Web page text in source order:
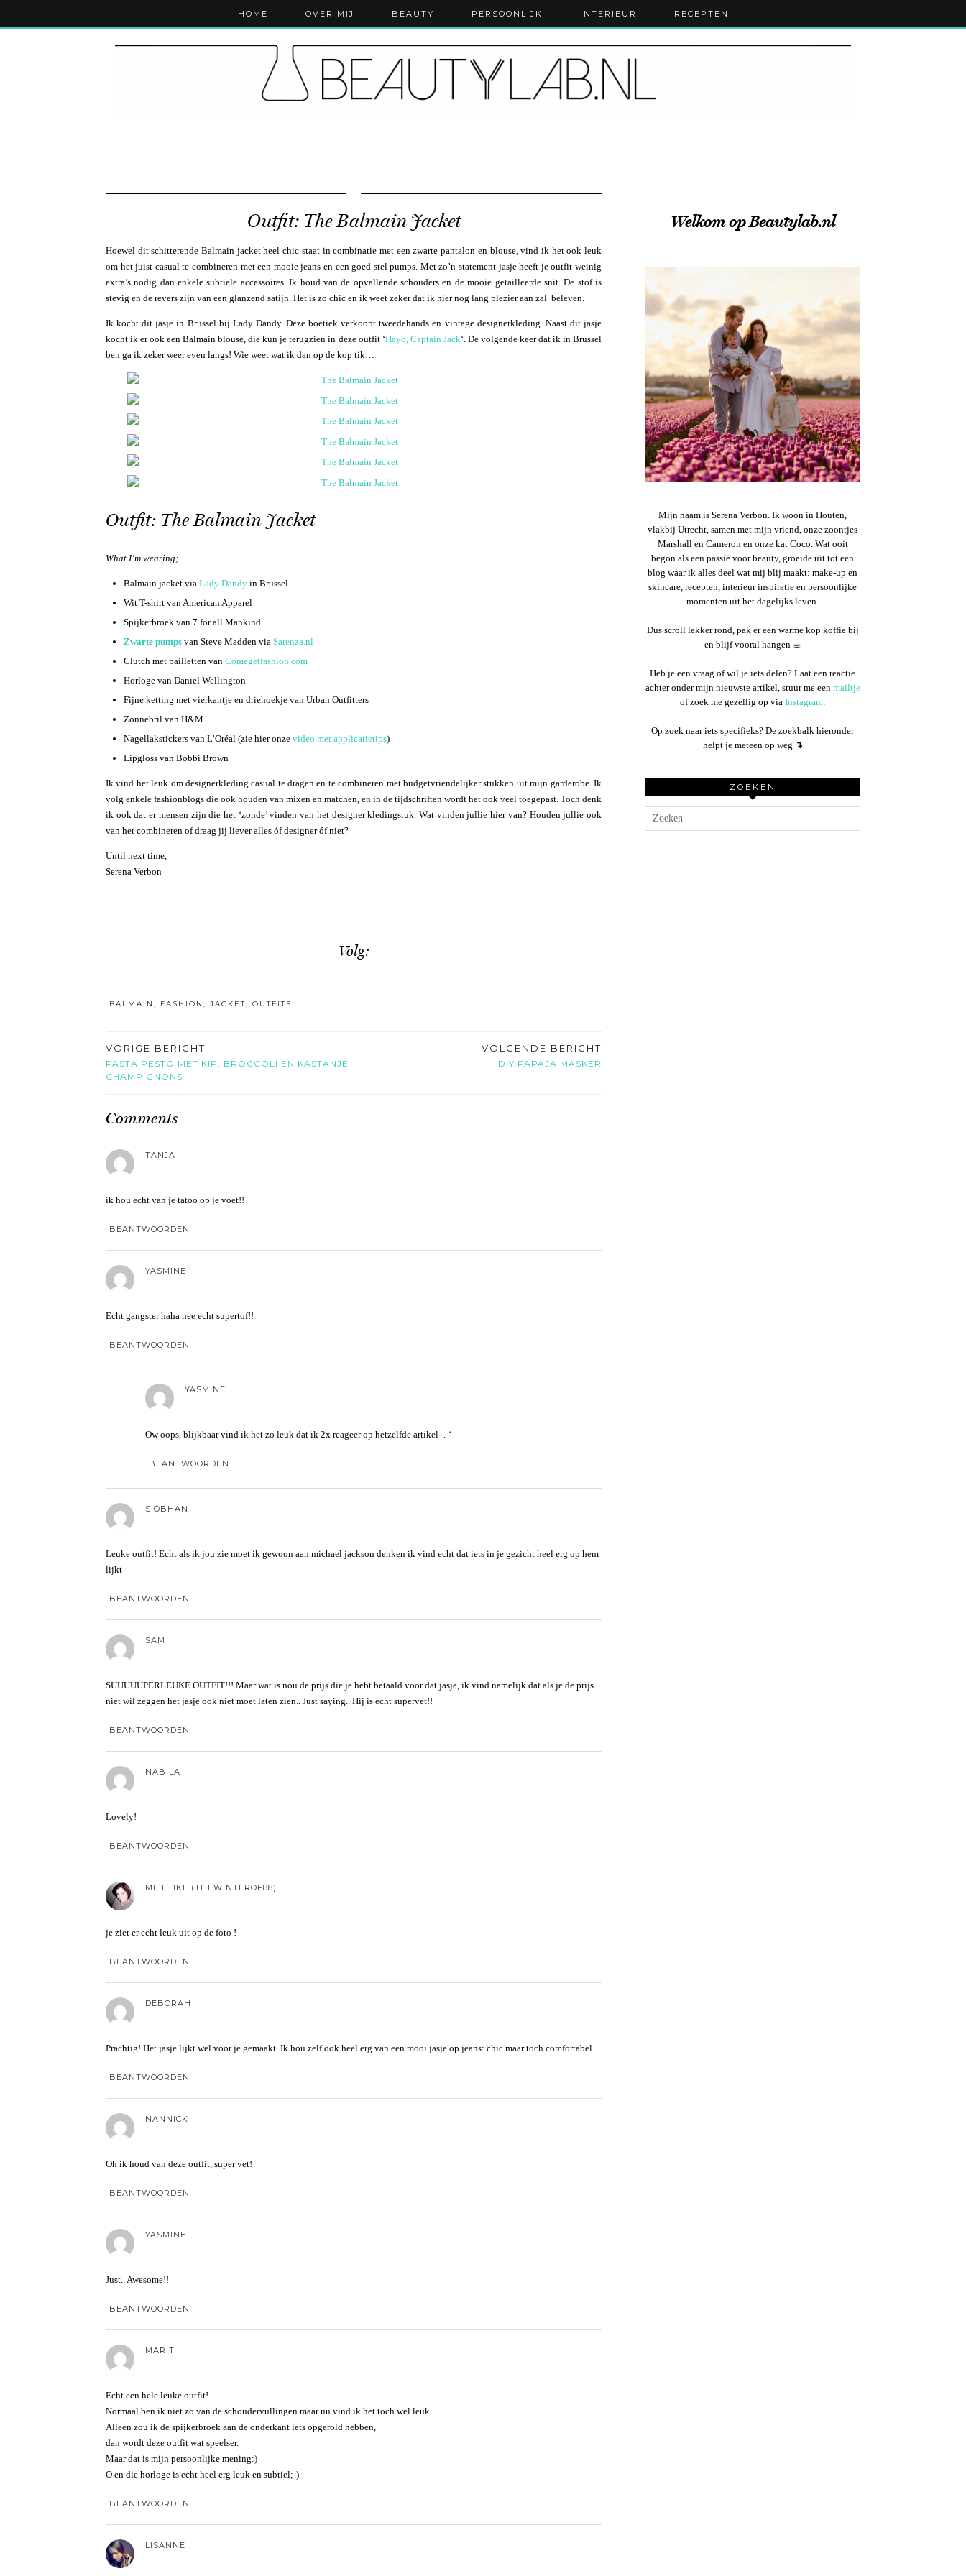
HOME OVER MIJ BEAUTY PERSOONLIJK INTERIEUR RECEPTEN
Outfit: The Balmain Jacket
Hoewel dit schitterende Balmain jacket heel chic staat in combinatie met een zwarte pantalon en blouse, vind ik het ook leuk
om het juist casual te combineren met een mooie jeans en een goed stel pumps. Met zo’n statement jasje heeft je outfit weinig
extra’s nodig dan enkele subtiele accessoires. Ik houd van de opvallende schouders en de mooie getailleerde snit. De stof is
stevig en de revers zijn van een glanzend satijn. Het is zo chic en ik weet zeker dat ik hier nog lang plezier aan zal beleven.
Ik kocht dit jasje in Brussel bij Lady Dandy. Deze boetiek verkoopt tweedehands en vintage designerkleding. Naast dit jasje
kocht ik er ook een Balmain blouse, die kun je terugzien in deze outfit ‘Heyo, Captain Jack‘. De volgende keer dat ik in Brussel
ben ga ik zeker weer even langs! Wie weet wat ik dan op de kop tik…
Outfit: The Balmain Jacket
What I’m wearing;
Balmain jacket via Lady Dandy in Brussel
Wit T-shirt van American Apparel
Spijkerbroek van 7 for all Mankind
Zwarte pumps van Steve Madden via Sarenza.nl
Clutch met pailletten van Comegetfashion.com
Horloge van Daniel Wellington
Fijne ketting met vierkantje en driehoekje van Urban Outfitters
Zonnebril van H&M
Nagellakstickers van L’Oréal (zie hier onze video met applicatietips)
Lipgloss van Bobbi Brown
Ik vind het leuk om designerkleding casual te dragen en te combineren met budgetvriendelijker stukken uit mijn garderobe. Ik
volg enkele fashionblogs die ook houden van mixen en matchen, en in de tijdschriften wordt het ook veel toegepast. Toch denk
ik ook dat er mensen zijn die het ‘zonde’ vinden van het designer kledingstuk. Wat vinden jullie hier van? Houden jullie ook
van het combineren of draag jij liever alles óf designer óf niet?
Until next time,
Serena Verbon
Volg:
BALMAIN FASHION JACKET OUTFITS
VORIGE BERICHT
PASTA PESTO MET KIP, BROCCOLI EN KASTANJE
CHAMPIGNONS
VOLGENDE BERICHT
DIY PAPAJA MASKER
Comments
TANJA
ik hou echt van je tatoo op je voet!!
BEANTWOORDEN
YASMINE
Echt gangster haha nee echt supertof!!
BEANTWOORDEN
YASMINE
Ow oops, blijkbaar vind ik het zo leuk dat ik 2x reageer op hetzelfde artikel -.-‘
BEANTWOORDEN
SIOBHAN
Leuke outfit! Echt als ik jou zie moet ik gewoon aan michael jackson denken ik vind echt dat iets in je gezicht heel erg op hem
lijkt
BEANTWOORDEN
SAM
SUUUUUPERLEUKE OUTFIT!!! Maar wat is nou de prijs die je hebt betaald voor dat jasje, ik vind namelijk dat als je de prijs
niet wil zeggen het jasje ook niet moet laten zien.. Just saying.. Hij is echt supervet!!
BEANTWOORDEN
NABILA
Lovely!
BEANTWOORDEN
MIEHHKE (THEWINTEROF88)
je ziet er echt leuk uit op de foto !
BEANTWOORDEN
DEBORAH
Prachtig! Het jasje lijkt wel voor je gemaakt. Ik hou zelf ook heel erg van een mooi jasje op jeans: chic maar toch comfortabel.
BEANTWOORDEN
NANNICK
Oh ik houd van deze outfit, super vet!
BEANTWOORDEN
YASMINE
Just.. Awesome!!
BEANTWOORDEN
MARIT
Echt een hele leuke outfit!
Normaal ben ik niet zo van de schoudervullingen maar nu vind ik het toch wel leuk.
Alleen zou ik de spijkerbroek aan de onderkant iets opgerold hebben,
dan wordt deze outfit wat speelser.
Maar dat is mijn persoonlijke mening:)
O en die horloge is echt heel erg leuk en subtiel;-)
BEANTWOORDEN
LISANNE
Welkom op Beautylab.nl
Mijn naam is Serena Verbon. Ik woon in Houten,
vlakbij Utrecht, samen met mijn vriend, onze zoontjes
Marshall en Cameron en onze kat Coco. Wat ooit
begon als een passie voor beauty, groeide uit tot een
blog waar ik alles deel wat mij blij maakt: make-up en
skincare, recepten, interieur inspiratie en persoonlijke
momenten uit het dagelijks leven.
Dus scroll lekker rond, pak er een warme kop koffie bij
en blijf vooral hangen ☕︎
Heb je een vraag of wil je iets delen? Laat een reactie
achter onder mijn nieuwste artikel, stuur me een mailtje
of zoek me gezellig op via Instagram.
Op zoek naar iets specifieks? De zoekbalk hieronder
helpt je meteen op weg ↴
ZOEKEN